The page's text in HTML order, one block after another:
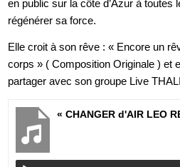
en public sur la côte d’Azur à toutes
régénérer sa force.
Elle croit à son rêve : « Encore un
corps » ( Composition Originale ) et
partager avec son groupe Live
« CHANGER d'AIR LEO